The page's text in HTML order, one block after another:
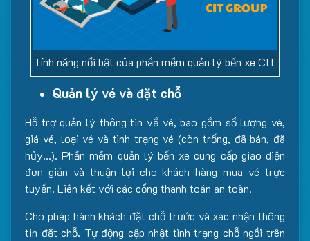
Tính năng nổi bật của phần mềm quản lý bến xe CIT
Quản lý vé và đặt chỗ
Hỗ trợ quản lý thông tin về vé, bao gồm số lượng vé,
giá vé, loại vé và tình trạng vé (còn trống, đã bán, đã
hủy…). Phần mềm quản lý bến xe cung cấp giao diện
đơn giản và thuận lợi cho khách hàng mua vé trực
tuyến. Liên kết với các cổng thanh toán an toàn.
Cho phép hành khách đặt chỗ trước và xác nhận thông
tin đặt chỗ. Tự động cập nhật tình trạng chỗ ngồi trên